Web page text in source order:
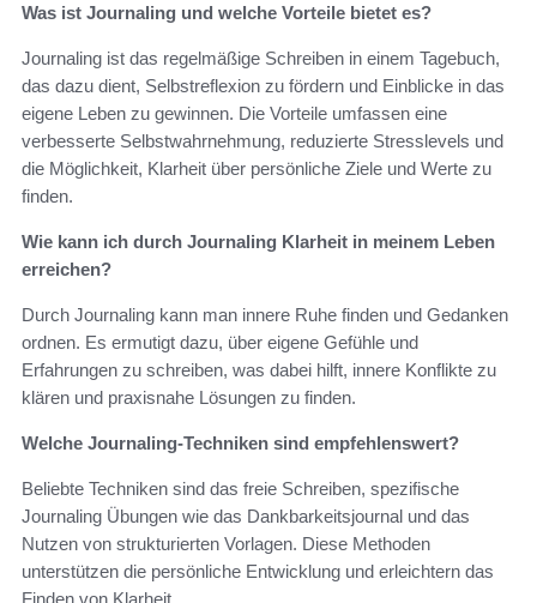
Was ist Journaling und welche Vorteile bietet es?
Journaling ist das regelmäßige Schreiben in einem Tagebuch,
das dazu dient, Selbstreflexion zu fördern und Einblicke in das
eigene Leben zu gewinnen. Die Vorteile umfassen eine
verbesserte Selbstwahrnehmung, reduzierte Stresslevels und
die Möglichkeit, Klarheit über persönliche Ziele und Werte zu
finden.
Wie kann ich durch Journaling Klarheit in meinem Leben
erreichen?
Durch Journaling kann man innere Ruhe finden und Gedanken
ordnen. Es ermutigt dazu, über eigene Gefühle und
Erfahrungen zu schreiben, was dabei hilft, innere Konflikte zu
klären und praxisnahe Lösungen zu finden.
Welche Journaling-Techniken sind empfehlenswert?
Beliebte Techniken sind das freie Schreiben, spezifische
Journaling Übungen wie das Dankbarkeitsjournal und das
Nutzen von strukturierten Vorlagen. Diese Methoden
unterstützen die persönliche Entwicklung und erleichtern das
Finden von Klarheit.